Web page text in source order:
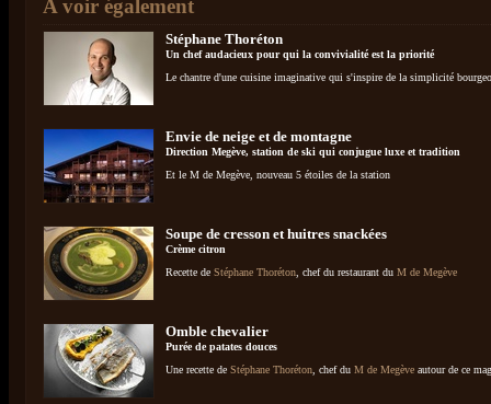
A voir également
Stéphane Thoréton
Un chef audacieux pour qui la convivialité est la priorité
Le chantre d'une cuisine imaginative qui s'inspire de la simplicité
Envie de neige et de montagne
Direction Megève, station de ski qui conjugue luxe et tradition
Et le M de Megève, nouveau 5 étoiles de la station
Soupe de cresson et huitres snackées
Crème citron
Recette de Stéphane Thoréton , chef du restaurant du M de Megève
Omble chevalier
Purée de patates douces
Une recette de Stéphane Thoréton , chef du M de Megève autour de ce